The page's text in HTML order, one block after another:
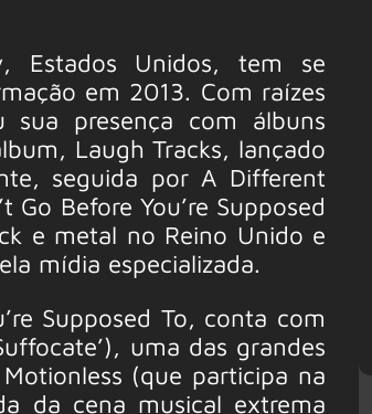
Estados Unidos, tem se
em 2013. Com raízes
sua presença com álbuns
Laugh Tracks, lançado
seguida por A Different
Before You’re Supposed
e metal no Reino Unido e
mídia especializada.
Supposed To, conta com
uma das grandes
(que participa na
da cena musical extrema